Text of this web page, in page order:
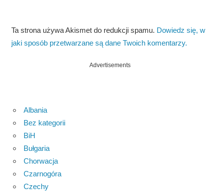
Ta strona używa Akismet do redukcji spamu. Dowiedz się, w
jaki sposób przetwarzane są dane Twoich komentarzy.
Advertisements
Albania
Bez kategorii
BiH
Bułgaria
Chorwacja
Czarnogóra
Czechy